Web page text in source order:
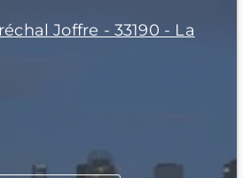
Joffre - 33190 - La